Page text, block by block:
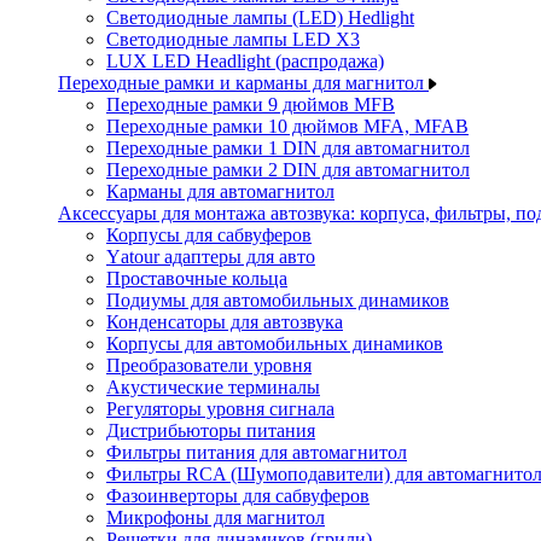
Светодиодные лампы (LED) Hedlight
Светодиодные лампы LED X3
LUX LED Headlight (распродажа)
Переходные рамки и карманы для магнитол
Переходные рамки 9 дюймов MFB
Переходные рамки 10 дюймов MFA, MFAB
Переходные рамки 1 DIN для автомагнитол
Переходные рамки 2 DIN для автомагнитол
Карманы для автомагнитол
Аксессуары для монтажа автозвука: корпуса, фильтры,
Корпусы для сабвуферов
Yаtour адаптеры для авто
Проставочные кольца
Подиумы для автомобильных динамиков
Конденсаторы для автозвука
Корпусы для автомобильных динамиков
Преобразователи уровня
Акустические терминалы
Регуляторы уровня сигнала
Дистрибьюторы питания
Фильтры питания для автомагнитол
Фильтры RCA (Шумоподавители) для автомагнитол
Фазоинверторы для сабвуферов
Микрофоны для магнитол